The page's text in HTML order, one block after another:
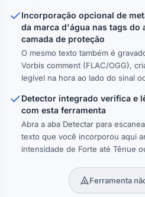
Incorporação opcional de
da marca d'água nas tags do
camada de proteção
O mesmo texto também é
Vorbis comment (FLAC/OGG),
legível na hora ao lado do sinal
Detector integrado verifica e
com esta ferramenta
Abra a aba Detectar para
texto que você incorporou aqui
intensidade de Forte até Tênue
Ferramenta